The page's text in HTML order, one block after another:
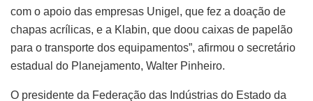
com o apoio das empresas Unigel, que fez a doação de
chapas acrílicas, e a Klabin, que doou caixas de papelão
para o transporte dos equipamentos”, afirmou o secretário
estadual do Planejamento, Walter Pinheiro.
O presidente da Federação das Indústrias do Estado da